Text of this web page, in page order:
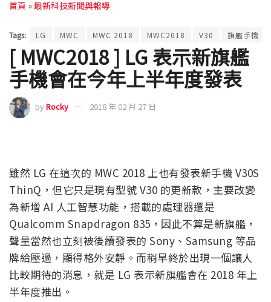
首頁 »最新科技新聞與報導
Tags: LG MWC MWC 2018 MWC2018 V30 旗艦手機
[ MWC2018 ] LG 表示新旗艦
手機會在今年上半年度發表
byRocky 2018 年 02 月 27 日
雖然 LG 在這次的 MWC 2018 上也有發表新手機 V30S
ThinQ，但它只是現有型號 V30 的更新款，主要改變
為新增 AI 人工智慧功能，搭載的處理器還是
Qualcomm Snapdragon 835，因此不算是新旗艦，
聲量當然也立刻被後續發表的 Sony、Samsung 等品
牌給壓過，顯得格外安靜。而稍早終於出現一個讓人
比較期待的消息，就是 LG 表示新旗艦會在 2018 年上
半年度推出。